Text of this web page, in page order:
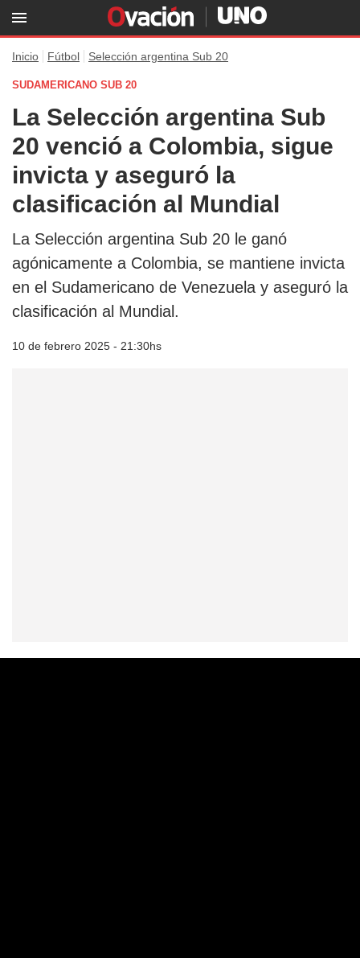
Inicio Fútbol Selección argentina Sub 20
SUDAMERICANO SUB 20
La Selección argentina Sub
20 venció a Colombia, sigue
invicta y aseguró la
clasificación al Mundial
La Selección argentina Sub 20 le ganó
agónicamente a Colombia, se mantiene invicta
en el Sudamericano de Venezuela y aseguró la
clasificación al Mundial.
10 de febrero 2025 - 21:30hs